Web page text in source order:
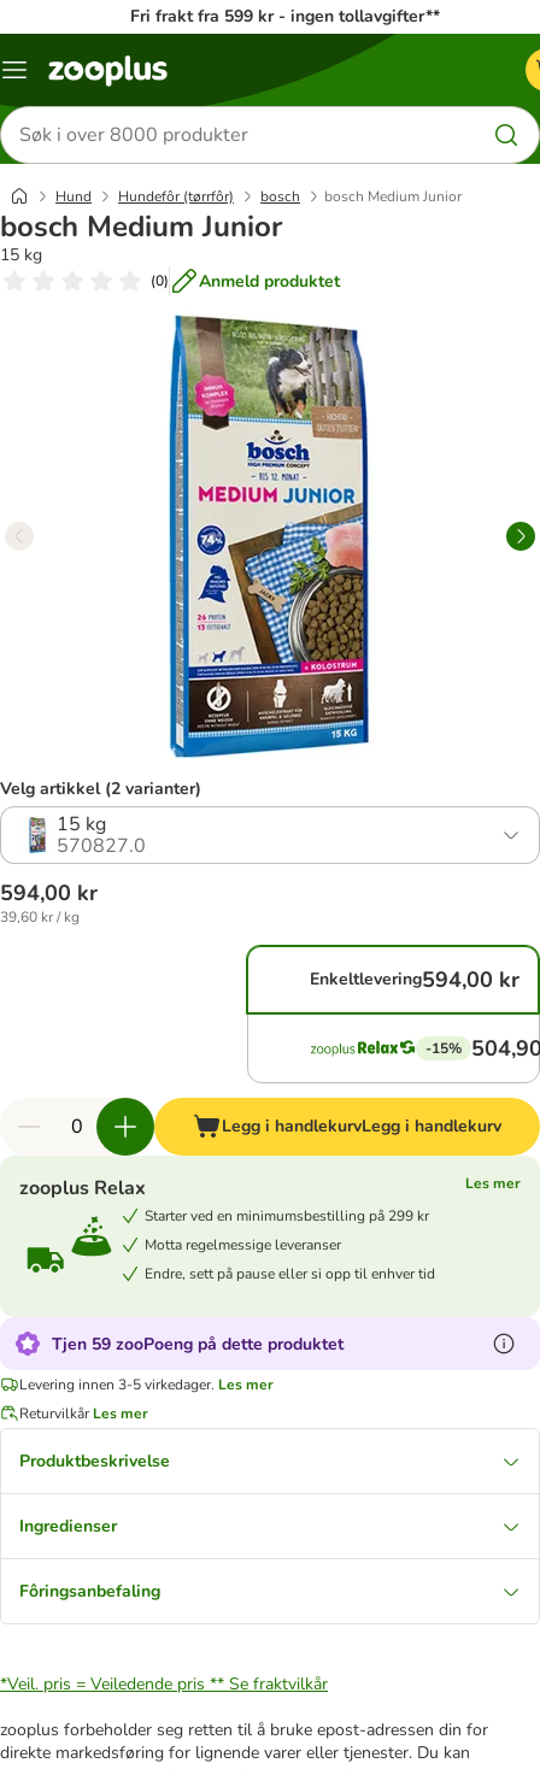
Fri frakt fra 599 kr - ingen tollavgifter**
Katalogmeny
Søk
etter
produkter
Hund Hundefôr (tørrfôr) bosch bosch Medium Junior
bosch Medium Junior
15 kg
(0) Anmeld produktet
Velg artikkel (2 varianter)
15 kg
570827.0
594,00 kr
39,60 kr / kg
Enkeltlevering594,00 kr
-15%
Legg i handlekurvLegg i handlekurv
zooplus Relax
Les mer
Starter ved en minimumsbestilling på 299 kr
Motta regelmessige leveranser
Endre, sett på pause eller si opp til enhver tid
Tjen 59 zooPoeng på dette produktet
Levering innen 3-5 virkedager. Les mer
Returvilkår Les mer
Produktbeskrivelse
Ingredienser
Fôringsanbefaling
*Veil. pris = Veiledende pris ** Se fraktvilkår
zooplus forbeholder seg retten til å bruke epost-adressen din for
direkte markedsføring for lignende varer eller tjenester. Du kan